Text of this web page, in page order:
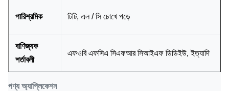
পারিশ্রমিক টিটি, এল / সি চোখে পড়ে
বাণিজ্যক
শর্তাবলী
এফওবি এফসিএ সিএফআর সিআইএফ ডিডিইউ, ইত্যাদি
পণ্য অ্যাপ্লিকেশন